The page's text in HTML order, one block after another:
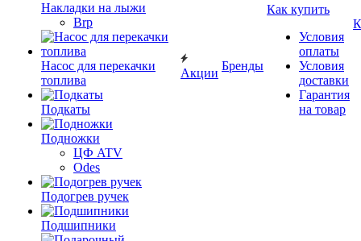
Накладки на лыжи
Brp
Насос для перекачки
топлива
Подкаты
Подножки
ЦФ ATV
Odes
Подогрев ручек
Подшипники
Акции
Бренды
Как купить
Условия
оплаты
Условия
доставки
Гарантия
на товар